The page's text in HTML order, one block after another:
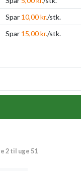
Spar 10,00 kr./stk.
Spar 15,00 kr./stk.
2 til uge 51